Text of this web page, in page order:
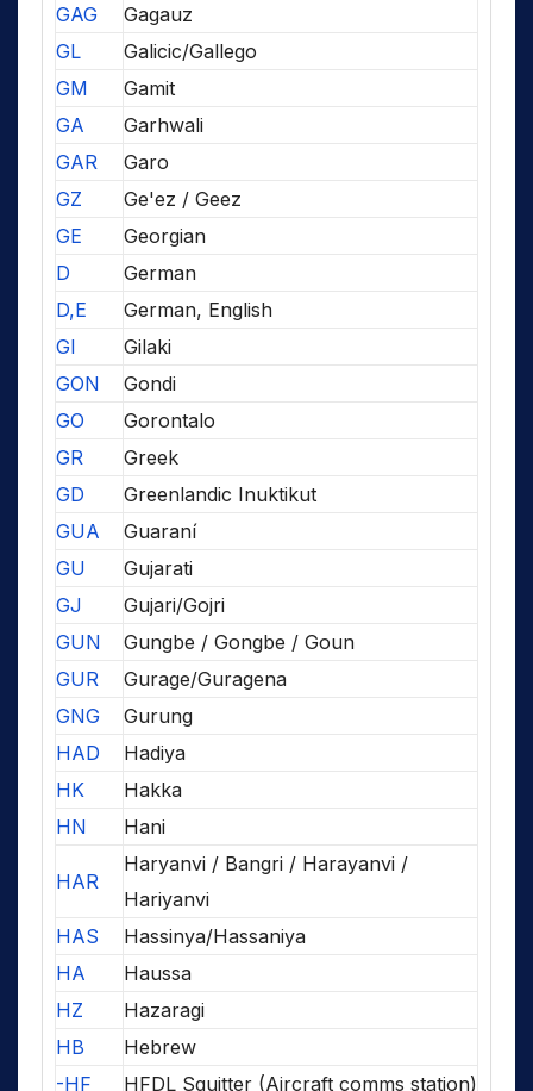
GAG
Gagauz
GL
Galicic/Gallego
GM
Gamit
GA
Garhwali
GAR
Garo
GZ
Ge'ez / Geez
GE
Georgian
D
German
D,E
German, English
GI
Gilaki
GON
Gondi
GO
Gorontalo
GR
Greek
GD
Greenlandic Inuktikut
GUA
Guaraní
GU
Gujarati
GJ
Gujari/Gojri
GUN
Gungbe / Gongbe / Goun
GUR
Gurage/Guragena
GNG
Gurung
HAD
Hadiya
HK
Hakka
HN
Hani
HAR
Haryanvi / Bangri / Harayanvi /
Hariyanvi
HAS
Hassinya/Hassaniya
HA
Haussa
HZ
Hazaragi
HB
Hebrew
-HF
HFDL Squitter (Aircraft comms station)